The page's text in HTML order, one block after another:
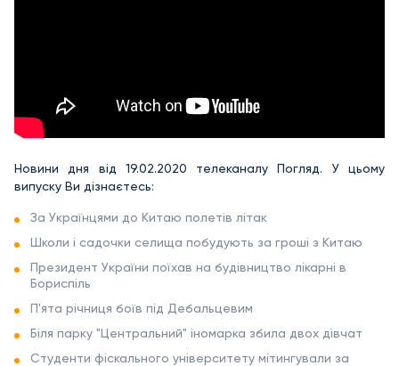
Новини дня від 19.02.2020 телеканалу Погляд. У цьому
випуску Ви дізнаєтесь:
За Українцями до Китаю полетів літак
Школи і садочки селища побудують за гроші з Китаю
Президент України поїхав на будівництво лікарні в
Бориспіль
П'ята річниця боїв під Дебальцевим
Біля парку "Центральний" іномарка збила двох дівчат
Студенти фіскального університету мітингували за